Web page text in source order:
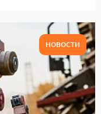
НОВОСТИ